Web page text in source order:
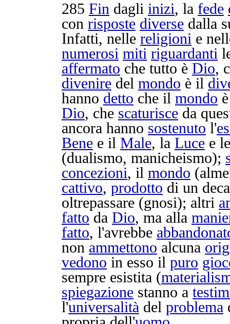
285 Fin dagli inizi, la fede
con risposte diverse dalla
Infatti, nelle religioni e
numerosi miti riguardanti
affermato che tutto è Dio,
divenire del mondo è il
hanno detto che il mondo
Dio, che scaturisce da
ancora hanno sostenuto l'
Bene e il Male, la Luce e
(dualismo, manicheismo);
concezioni, il mondo
cattivo, prodotto di un
oltrepassare (gnosi); altri
fatto da Dio, ma alla
fatto, l'avrebbe
non ammettono alcuna
vedono in esso il puro
sempre esistita (
spiegazione stanno a
l'universalità del problema